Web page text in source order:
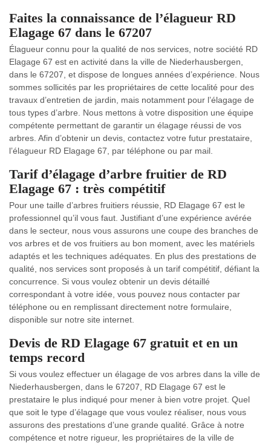
Faites la connaissance de l’élagueur RD
Elagage 67 dans le 67207
Élagueur connu pour la qualité de nos services, notre société RD
Elagage 67 est en activité dans la ville de Niederhausbergen,
dans le 67207, et dispose de longues années d’expérience. Nous
sommes sollicités par les propriétaires de cette localité pour des
travaux d’entretien de jardin, mais notamment pour l’élagage de
tous types d’arbre. Nous mettons à votre disposition une équipe
compétente permettant de garantir un élagage réussi de vos
arbres. Afin d’obtenir un devis, contactez votre futur prestataire,
l’élagueur RD Elagage 67, par téléphone ou par mail.
Tarif d’élagage d’arbre fruitier de RD
Elagage 67 : très compétitif
Pour une taille d’arbres fruitiers réussie, RD Elagage 67 est le
professionnel qu’il vous faut. Justifiant d’une expérience avérée
dans le secteur, nous vous assurons une coupe des branches de
vos arbres et de vos fruitiers au bon moment, avec les matériels
adaptés et les techniques adéquates. En plus des prestations de
qualité, nos services sont proposés à un tarif compétitif, défiant la
concurrence. Si vous voulez obtenir un devis détaillé
correspondant à votre idée, vous pouvez nous contacter par
téléphone ou en remplissant directement notre formulaire,
disponible sur notre site internet.
Devis de RD Elagage 67 gratuit et en un
temps record
Si vous voulez effectuer un élagage de vos arbres dans la ville de
Niederhausbergen, dans le 67207, RD Elagage 67 est le
prestataire le plus indiqué pour mener à bien votre projet. Quel
que soit le type d’élagage que vous voulez réaliser, nous vous
assurons des prestations d’une grande qualité. Grâce à notre
compétence et notre rigueur, les propriétaires de la ville de